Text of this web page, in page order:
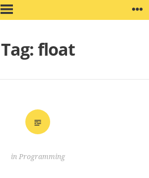
PRIMARY
MENU
Tag:float
in Programming